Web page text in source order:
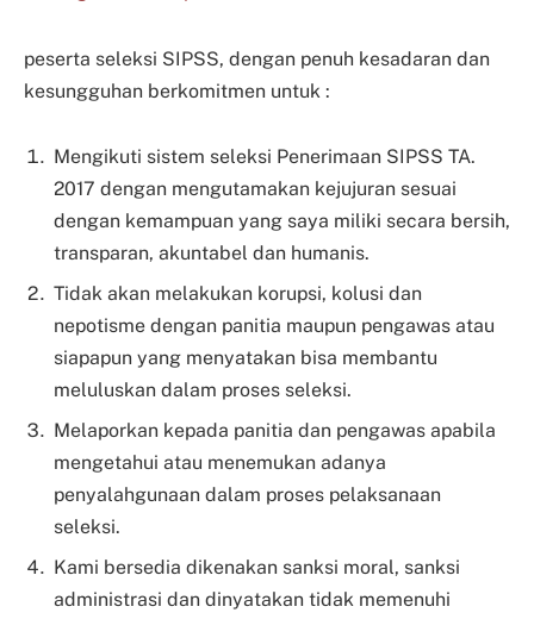
peserta seleksi SIPSS, dengan penuh kesadaran dan
kesungguhan berkomitmen untuk :
Mengikuti sistem seleksi Penerimaan SIPSS TA.
2017 dengan mengutamakan kejujuran sesuai
dengan kemampuan yang saya miliki secara bersih,
transparan, akuntabel dan humanis.
Tidak akan melakukan korupsi, kolusi dan
nepotisme dengan panitia maupun pengawas atau
siapapun yang menyatakan bisa membantu
meluluskan dalam proses seleksi.
Melaporkan kepada panitia dan pengawas apabila
mengetahui atau menemukan adanya
penyalahgunaan dalam proses pelaksanaan
seleksi.
Kami bersedia dikenakan sanksi moral, sanksi
administrasi dan dinyatakan tidak memenuhi